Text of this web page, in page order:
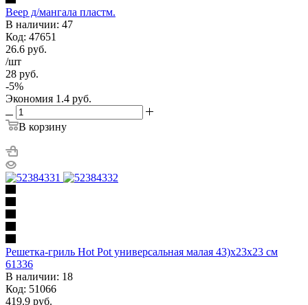
Веер д/мангала пластм.
В наличии: 47
Код: 47651
26.6 руб.
/шт
28 руб.
-5%
Экономия 1.4 руб.
В корзину
Решетка-гриль Hot Pot универсальная малая 43)х23х23 см
61336
В наличии: 18
Код: 51066
419.9 руб.